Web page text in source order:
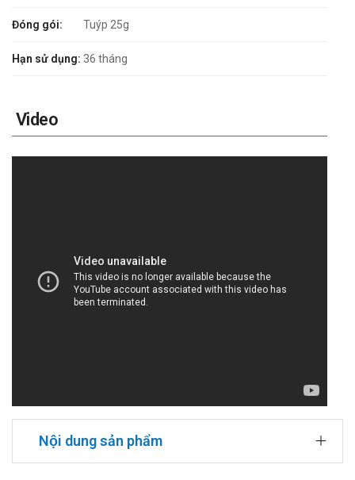
Đóng gói: Tuýp 25g
Hạn sử dụng: 36 tháng
Video
Nội dung sản phẩm